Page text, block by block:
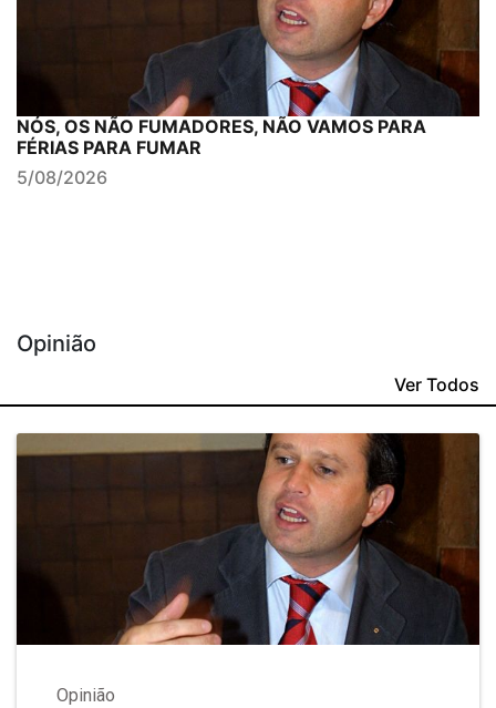
NÓS, OS NÃO FUMADORES, NÃO VAMOS PARA
FÉRIAS PARA FUMAR
5/08/2026
Opinião
Ver Todos
Opinião